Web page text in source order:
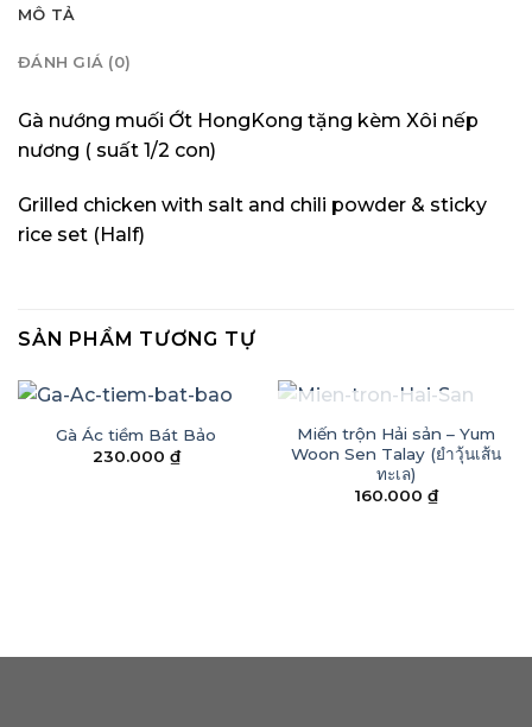
MÔ TẢ
ĐÁNH GIÁ (0)
Gà nướng muối Ớt HongKong tặng kèm Xôi nếp
nương ( suất 1/2 con)
Grilled chicken with salt and chili powder & sticky
rice set (Half)
SẢN PHẨM TƯƠNG TỰ
Gà Ác tiềm Bát Bảo
230.000 ₫
HẾT HÀNG
Miến trộn Hải sản – Yum
Woon Sen Talay (ยำวุ้นเส้น
ทะเล)
160.000 ₫